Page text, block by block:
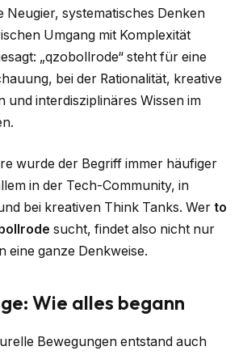
Neugier, systematisches Denken
Umgang mit Komplexität
„qzobollrode“ steht für eine
bei der Rationalität, kreative
und interdisziplinäres Wissen im
wurde der Begriff immer häufiger
in der Tech-Community, in
bei kreativen Think Tanks. Wer to
sucht, findet also nicht nur
eine ganze Denkweise.
Wie alles begann
Bewegungen entstand auch